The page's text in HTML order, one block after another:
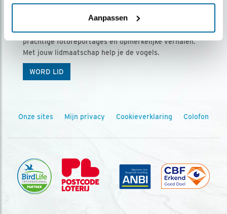
Aanpassen
Ontvang 5 x Vogels voor € 36,00 per jaar
Vogels is het tijdschrift voor onze leden, met
prachtige fotoreportages en opmerkelijke verhalen.
Met jouw lidmaatschap help je de vogels.
WORD LID
Onze sites Mijn privacy Cookieverklaring Colofon